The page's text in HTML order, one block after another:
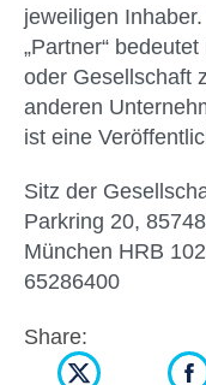
jeweiligen
„Partner“
oder Gesellschaft
anderen
ist eine
Sitz der
Parkring 20,
München HRB
65286400
Share: